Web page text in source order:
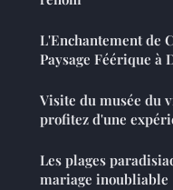
L'Enchantement de
Paysage Féérique à
Visite du musée du
profitez d'une
Les plages
mariage inoubliable